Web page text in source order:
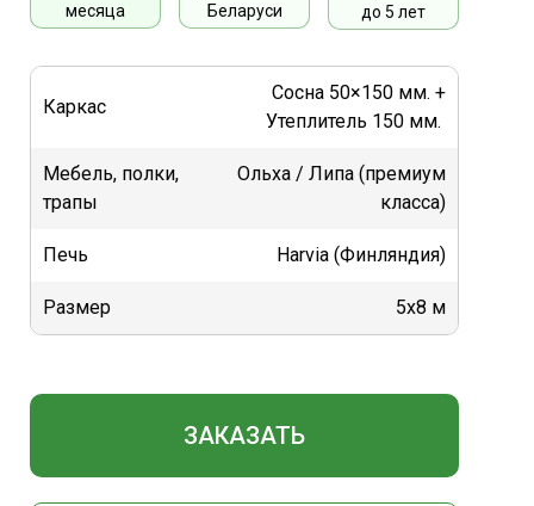
месяца
Беларуси
до 5 лет
Каркас
Сосна 50×150 мм. +
Утеплитель 150 мм.
Мебель, полки,
трапы
Ольха / Липа (премиум
класса)
Печь Harvia (Финляндия)
Размер 5х8 м
ЗАКАЗАТЬ